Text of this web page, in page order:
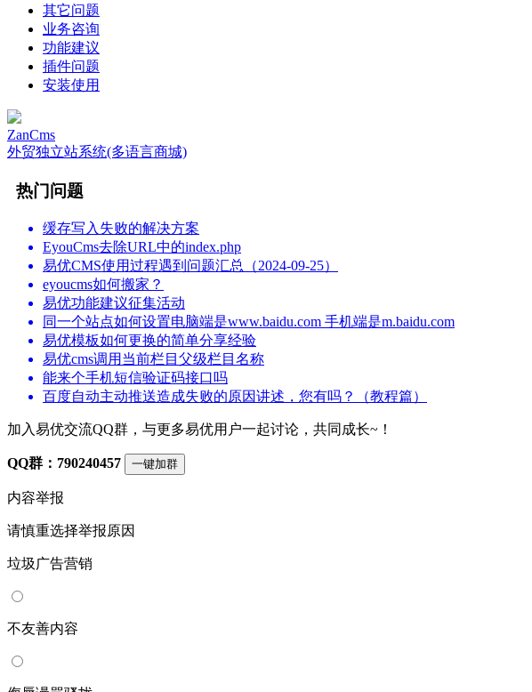
其它问题
业务咨询
功能建议
插件问题
安装使用
ZanCms
外贸独立站系统(多语言商城)
热门问题
缓存写入失败的解决方案
EyouCms去除URL中的index.php
易优CMS使用过程遇到问题汇总（2024-09-25）
eyoucms如何搬家？
易优功能建议征集活动
同一个站点如何设置电脑端是www.baidu.com 手机端是m.baidu.com
易优模板如何更换的简单分享经验
易优cms调用当前栏目父级栏目名称
能来个手机短信验证码接口吗
百度自动主动推送造成失败的原因讲述，您有吗？（教程篇）
加入易优交流QQ群，与更多易优用户一起讨论，共同成长~！
QQ群：790240457 一键加群
内容举报
请慎重选择举报原因
垃圾广告营销
不友善内容